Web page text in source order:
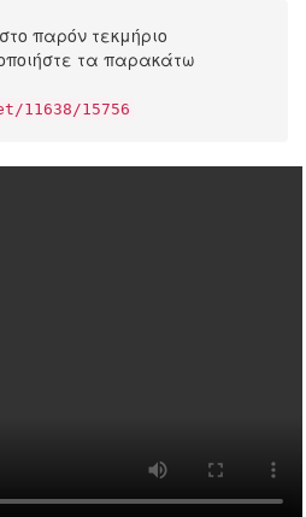
παρόν τεκμήριο
τα παρακάτω
11638/15756